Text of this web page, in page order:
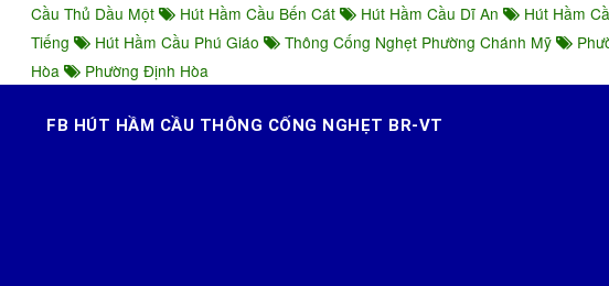
Cầu Thủ Dầu Một
Hút Hầm Cầu Bến Cát Hút Hầm Cầu Dĩ An Hút Hầm
Tiếng
Hút Hầm Cầu Phú Giáo Thông Cống Nghẹt Phường Chánh Mỹ
Hòa
Phường Định Hòa
FB HÚT HẦM CẦU THÔNG CỐNG NGHẸT BR-VT